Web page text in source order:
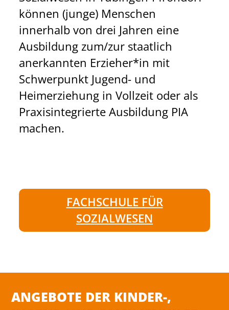
E
N
D
R
B
N
E
N
S
T
V
R
T
R
N
können (junge) Menschen
innerhalb von drei Jahren eine
Ausbildung zum/zur staatlich
anerkannten Erzieher*in mit
Schwerpunkt Jugend- und
Heimerziehung in Vollzeit oder als
Praxisintegrierte Ausbildung PIA
machen.
FACHSCHULE FÜR
SOZIALWESEN
ANGEBOTE DER KINDER-,